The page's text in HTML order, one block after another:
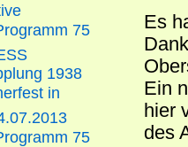
Es
Ein
hier
des
75
1938
in
75